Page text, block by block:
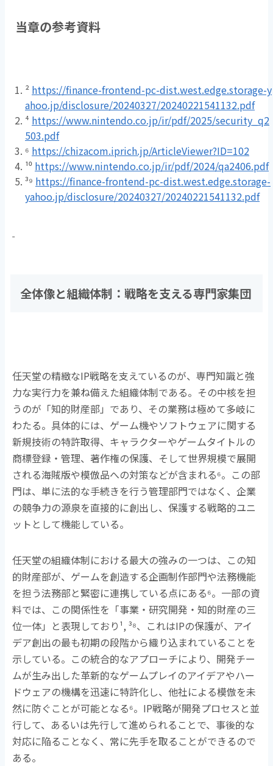
当章の参考資料
² https://finance-frontend-pc-dist.west.edge.storage-y
ahoo.jp/disclosure/20240327/20240221541132.pdf
⁴ https://www.nintendo.co.jp/ir/pdf/2025/security_q2
503.pdf
⁶ https://chizacom.iprich.jp/ArticleViewer?ID=102
¹⁰ https://www.nintendo.co.jp/ir/pdf/2024/qa2406.pdf
³⁹ https://finance-frontend-pc-dist.west.edge.storage-
yahoo.jp/disclosure/20240327/20240221541132.pdf
全体像と組織体制：戦略を支える専門家集団
任天堂の精緻なIP戦略を支えているのが、専門知識と強
力な実行力を兼ね備えた組織体制である。その中核を担
うのが「知的財産部」であり、その業務は極めて多岐に
わたる。具体的には、ゲーム機やソフトウェアに関する
新規技術の特許取得、キャラクターやゲームタイトルの
商標登録・管理、著作権の保護、そして世界規模で展開
される海賊版や模倣品への対策などが含まれる⁶。この部
門は、単に法的な手続きを行う管理部門ではなく、企業
の競争力の源泉を直接的に創出し、保護する戦略的ユニ
ットとして機能している。
任天堂の組織体制における最大の強みの一つは、この知
的財産部が、ゲームを創造する企画制作部門や法務機能
を担う法務部と緊密に連携している点にある⁶。一部の資
料では、この関係性を「事業・研究開発・知的財産の三
位一体」と表現しており¹, ³⁸、これはIPの保護が、アイ
デア創出の最も初期の段階から織り込まれていることを
示している。この統合的なアプローチにより、開発チー
ムが生み出した革新的なゲームプレイのアイデアやハー
ドウェアの機構を迅速に特許化し、他社による模倣を未
然に防ぐことが可能となる⁶。 IP戦略が開発プロセスと並
行して、あるいは先行して進められることで、事後的な
対応に陥ることなく、常に先手を取ることができるので
ある。